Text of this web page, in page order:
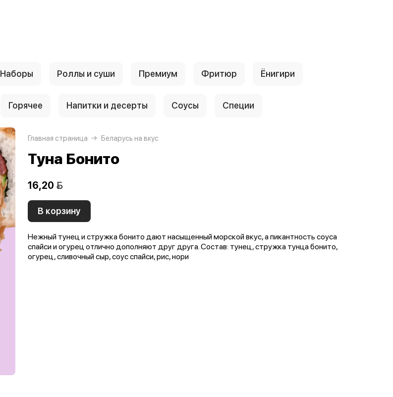
Наборы Роллы и суши Премиум Фритюр Ёнигири
Горячее Напитки и десерты Соусы Специи
Главная страница Беларусь на вкус
Туна Бонито
16,20 
В корзину
Нежный тунец и стружка бонито дают насыщенный морской вкус, а пикантность соуса
спайси и огурец отлично дополняют друг друга. Состав: тунец, стружка тунца бонито,
огурец, сливочный сыр, соус спайси, рис, нори